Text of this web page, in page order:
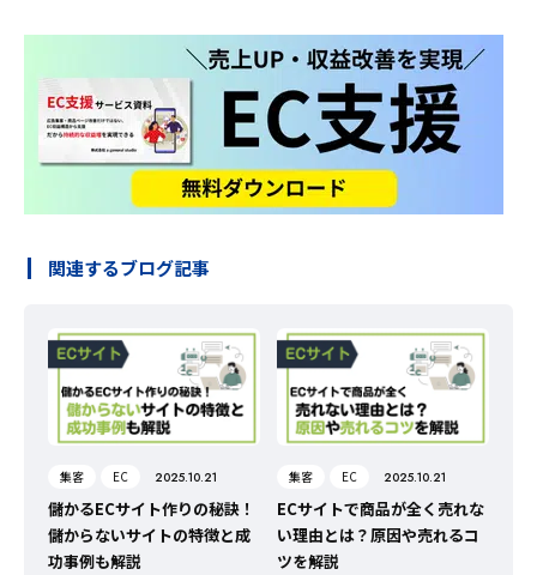
関連するブログ記事
集客 EC 2025.10.21
儲かるECサイト作りの秘訣！
儲からないサイトの特徴と成
功事例も解説
集客 EC 2025.10.21
ECサイトで商品が全く売れな
い理由とは？原因や売れるコ
ツを解説